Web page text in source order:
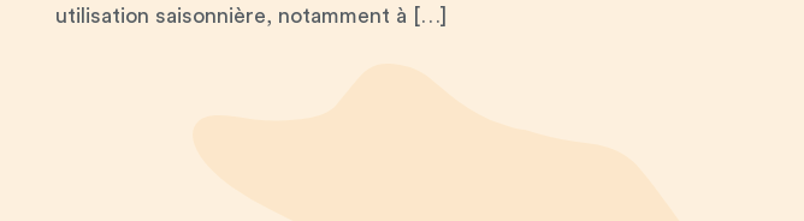
utilisation saisonnière, notamment à […]